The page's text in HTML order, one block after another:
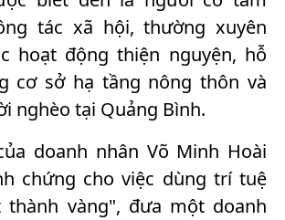
tác xã hội, thường xuyên
hoạt động thiện nguyện, hỗ
cơ sở hạ tầng nông thôn và
nghèo tại Quảng Bình.
doanh nhân Võ Minh Hoài
chứng cho việc dùng trí tuệ
thành vàng", đưa một doanh